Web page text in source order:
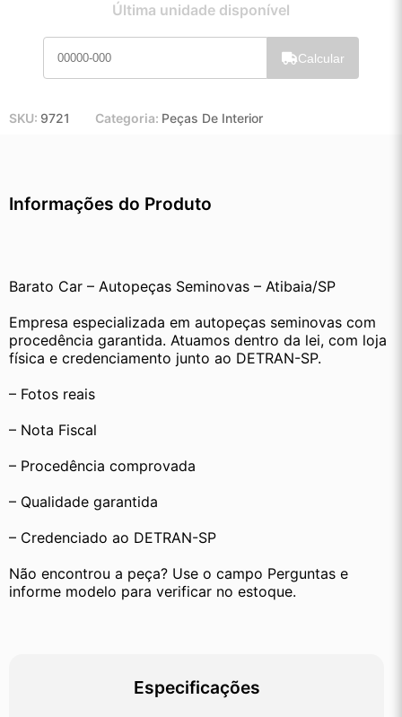
10x de R$ 11,33
11x de R$ 10,41
Última unidade disponível
Calcular
SKU: 9721 Categoria: Peças De Interior
Informações do Produto
Barato Car – Autopeças Seminovas – Atibaia/SP
Empresa especializada em autopeças seminovas com
procedência garantida. Atuamos dentro da lei, com loja
física e credenciamento junto ao DETRAN-SP.
– Fotos reais
– Nota Fiscal
– Procedência comprovada
– Qualidade garantida
– Credenciado ao DETRAN-SP
Não encontrou a peça? Use o campo Perguntas e
informe modelo para verificar no estoque.
Especificações